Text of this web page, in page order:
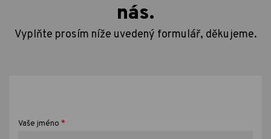
nás.
Vyplňte prosím níže uvedený formulář, děkujeme.
Vaše jméno *